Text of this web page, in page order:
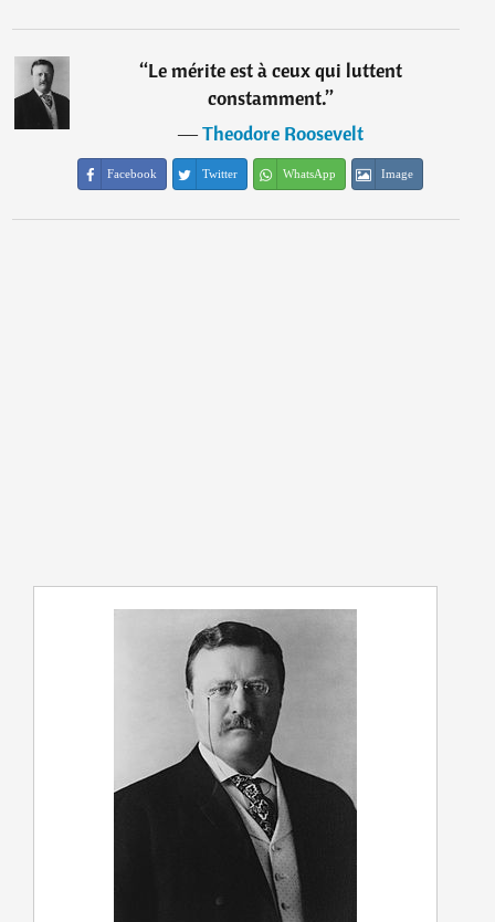
“Le mérite est à ceux qui luttent
constamment.”
―Theodore Roosevelt
Facebook Twitter WhatsApp Image